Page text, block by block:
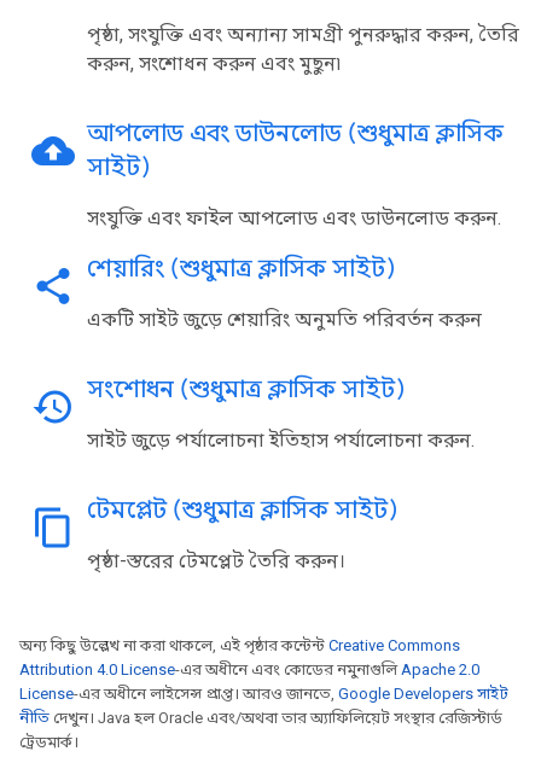
পৃষ্ঠা, সংযুক্তি এবং অন্যান্য সামগ্রী পুনরুদ্ধার করুন, তৈরি
করুন, সংশোধন করুন এবং মুছুন৷
cloud_upload আপলোড এবং ডাউনলোড (শুধুমাত্র ক্লাসিক
সাইট)
সংযুক্তি এবং ফাইল আপলোড এবং ডাউনলোড করুন.
share শেয়ারিং (শুধুমাত্র ক্লাসিক সাইট)
একটি সাইট জুড়ে শেয়ারিং অনুমতি পরিবর্তন করুন
history সংশোধন (শুধুমাত্র ক্লাসিক সাইট)
সাইট জুড়ে পর্যালোচনা ইতিহাস পর্যালোচনা করুন.
content_copy টেমপ্লেট (শুধুমাত্র ক্লাসিক সাইট)
পৃষ্ঠা-স্তরের টেমপ্লেট তৈরি করুন।
অন্য কিছু উল্লেখ না করা থাকলে, এই পৃষ্ঠার কন্টেন্ট Creative Commons
Attribution 4.0 License-এর অধীনে এবং কোডের নমুনাগুলিApache 2.0
License-এর অধীনে লাইসেন্স প্রাপ্ত। আরও জানতে, Google Developers সাইট
নীতি দেখুন। Java হল Oracle এবং/অথবা তার অ্যাফিলিয়েট সংস্থার রেজিস্টার্ড
ট্রেডমার্ক।